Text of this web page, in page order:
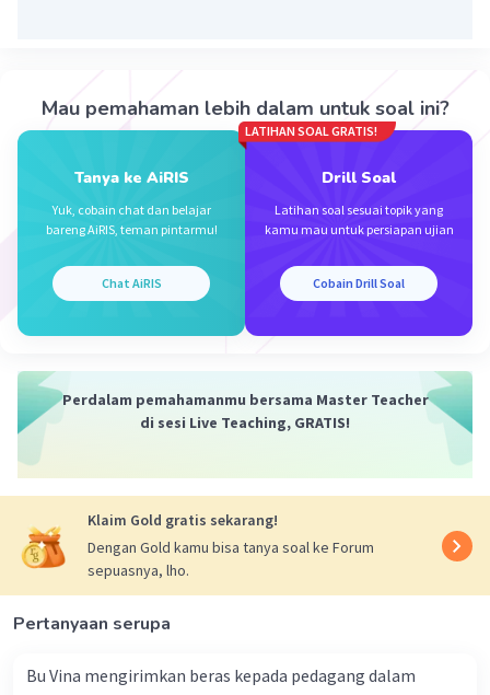
Mau pemahaman lebih dalam untuk soal ini?
Tanya ke AiRIS
Yuk, cobain chat dan belajar
bareng AiRIS, teman pintarmu!
Chat AiRIS
LATIHAN SOAL GRATIS!
Drill Soal
Latihan soal sesuai topik yang
kamu mau untuk persiapan ujian
Cobain Drill Soal
Perdalam pemahamanmu bersama Master Teacher
di sesi Live Teaching, GRATIS!
Klaim Gold gratis sekarang!
Dengan Gold kamu bisa tanya soal ke Forum
sepuasnya, lho.
Pertanyaan serupa
Bu Vina mengirimkan beras kepada pedagang dalam